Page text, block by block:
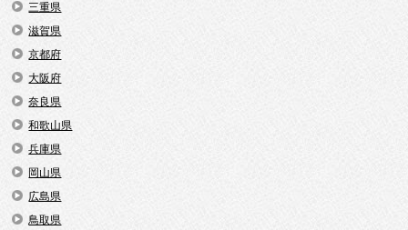
三重県
滋賀県
京都府
大阪府
奈良県
和歌山県
兵庫県
岡山県
広島県
鳥取県